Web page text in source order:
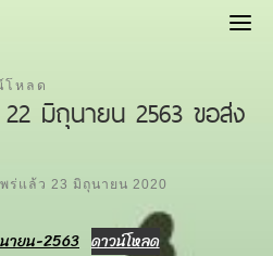
โหลด
22 มิถุนายน 2563 ขอส่ง
พร่แล้ว23 มิถุนายน 2020
ายน-2563 ดาวน์โหลด